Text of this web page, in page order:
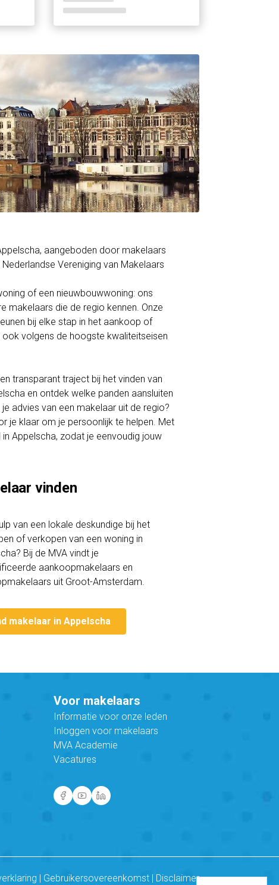
aangeboden door makelaars
Vereniging van Makelaars
of een nieuwbouwwoning: ons
makelaars die de regio kennen. Onze
bij elke stap in het aankoop of
ook volgens de hoogste kwaliteitseisen
transparant traject bij het vinden van
en ontdek welke panden aansluiten
advies van een makelaar uit de regio?
je klaar om je persoonlijk te helpen. Met
Appelscha, zodat je eenvoudig jouw
vinden
van een lokale deskundige bij het
of verkopen van een woning in
Bij de MVA vindt je
aankoopmakelaars en
uit Groot-Amsterdam.
makelaar in Appelscha
Voor makelaars
Informatie voor onze leden
Inloggen voor makelaars
MVA Academie
Vacatures
Gebruikersovereenkomst Disclaimer